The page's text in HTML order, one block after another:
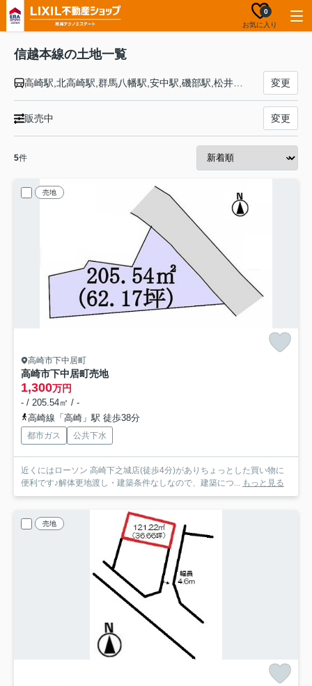
お気に入り
0
信越本線の土地一覧
変更
販売中 変更
5件
売地
高崎市下中居町
高崎市下中居町売地
1,300万円
- / 205.54㎡ / -
高崎線「高崎」駅 徒歩38分
都市ガス 公共下水
近くにはローソン 高崎下之城店(徒歩4分)がありちょっとした買い物に
便利です♪解体更地渡し・建築条件なしなので、建築につ... もっと見る
売地